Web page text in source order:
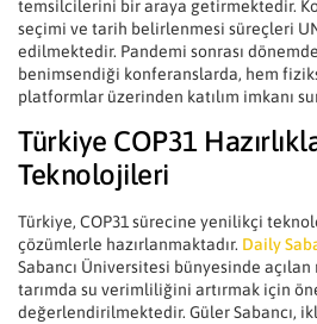
temsilcilerini bir araya getirmektedir.
seçimi ve tarih belirlenmesi süreçleri
edilmektedir. Pandemi sonrası
benimsendiği konferanslarda, hem
platformlar üzerinden katılım imkanı
Türkiye COP31
Teknolojileri
Türkiye, COP31 sürecine yenilikçi
çözümlerle hazırlanmaktadır. Daily
Sabancı Üniversitesi bünyesinde
tarımda su verimliliğini artırmak için
değerlendirilmektedir. Güler Sabancı,